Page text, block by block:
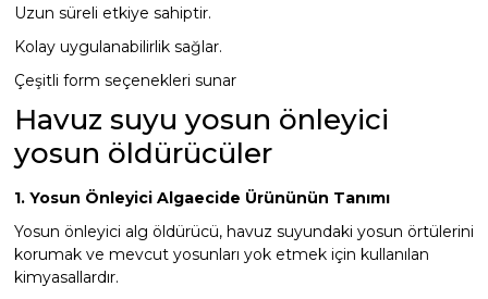
Uzun süreli etkiye sahiptir.
Kolay uygulanabilirlik sağlar.
Çeşitli form seçenekleri sunar
Havuz suyu yosun önleyici
yosun öldürücüler
1. Yosun Önleyici Algaecide Ürününün Tanımı
Yosun önleyici alg öldürücü, havuz suyundaki yosun örtülerini
korumak ve mevcut yosunları yok etmek için kullanılan
kimyasallardır.